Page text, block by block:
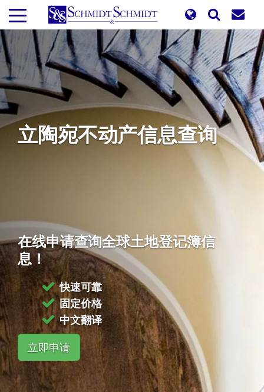
到
主
要
内
容
立陶宛不动产信息查询
在线申请查询全球土地登记簿信
息！
快速可靠
固定价格
中文翻译
立即申请